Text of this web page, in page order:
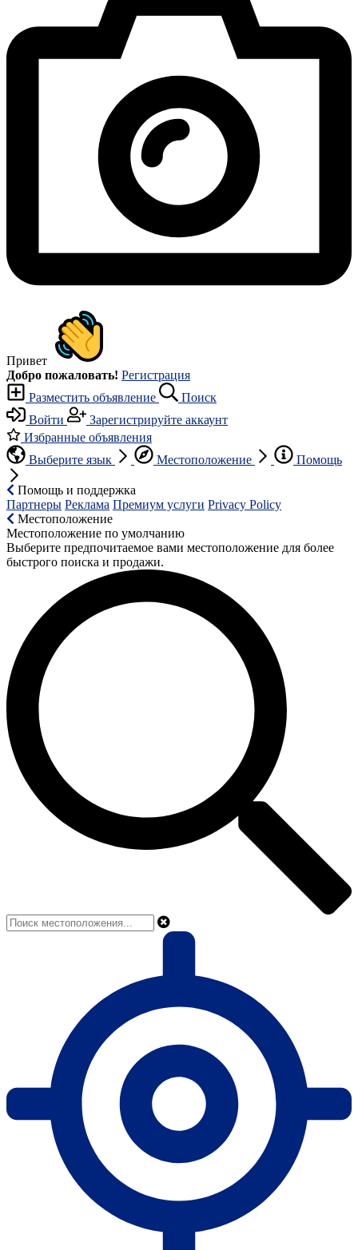
Привет
Добро пожаловать! Регистрация
Разместить объявление
Поиск
Войти
Зарегистрируйте аккаунт
Избранные объявления
Выберите язык
Местоположение Помощь
Помощь и поддержка
Партнеры Реклама Премиум услуги Privacy Policy
Местоположение
Местоположение по умолчанию
Выберите предпочитаемое вами местоположение для более
быстрого поиска и продажи.